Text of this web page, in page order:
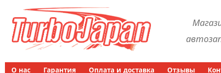
О нас Гарантия Оплата и доставка Отзывы